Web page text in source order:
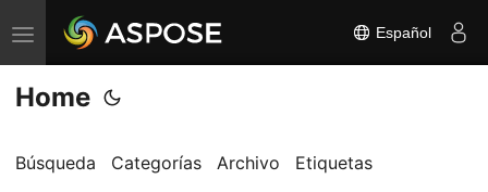
A
l
t
r
Español
Home
Búsqueda Categorías Archivo Etiquetas